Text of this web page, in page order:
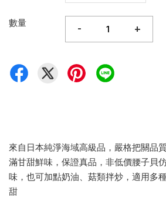
數量 - +
來自日本純淨海域高級品，嚴格把關品
滿甘甜鮮味，保證真品，非低價腰子貝
味，也可加點奶油、菇類拌炒，適用多
甜